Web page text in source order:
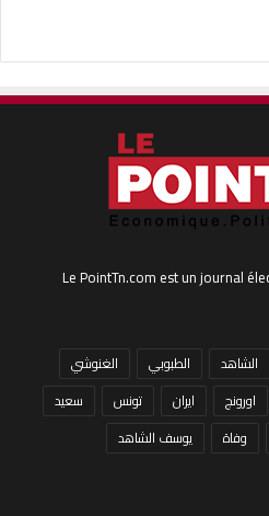
Le PointTn.com est un journal
الشاهد الطبوبي
الغنوشي
اورونج ايران تونس
سعيد
وفاة يوسف الشاهد